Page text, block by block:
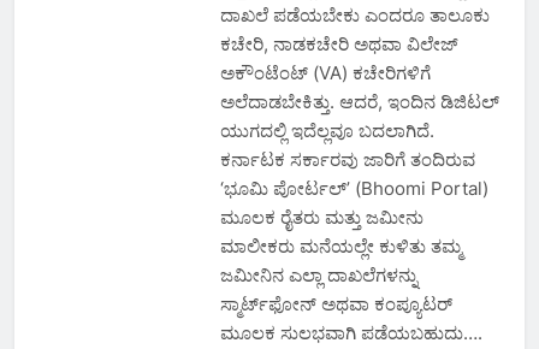
ದಾಖಲೆ ಪಡೆಯಬೇಕು ಎಂದರೂ ತಾಲೂಕು
ಕಚೇರಿ, ನಾಡಕಚೇರಿ ಅಥವಾ ವಿಲೇಜ್
ಅಕೌಂಟೆಂಟ್ (VA) ಕಚೇರಿಗಳಿಗೆ
ಅಲೆದಾಡಬೇಕಿತ್ತು. ಆದರೆ, ಇಂದಿನ ಡಿಜಿಟಲ್
ಯುಗದಲ್ಲಿ ಇದೆಲ್ಲವೂ ಬದಲಾಗಿದೆ.
ಕರ್ನಾಟಕ ಸರ್ಕಾರವು ಜಾರಿಗೆ ತಂದಿರುವ
‘ಭೂಮಿ ಪೋರ್ಟಲ್’ (Bhoomi Portal)
ಮೂಲಕ ರೈತರು ಮತ್ತು ಜಮೀನು
ಮಾಲೀಕರು ಮನೆಯಲ್ಲೇ ಕುಳಿತು ತಮ್ಮ
ಜಮೀನಿನ ಎಲ್ಲಾ ದಾಖಲೆಗಳನ್ನು
ಸ್ಮಾರ್ಟ್‌ಫೋನ್ ಅಥವಾ ಕಂಪ್ಯೂಟರ್
ಮೂಲಕ ಸುಲಭವಾಗಿ ಪಡೆಯಬಹುದು….